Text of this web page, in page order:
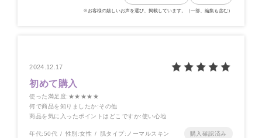
※お客様の嬉しいお声を選び、掲載しています。（一部、編集も含む）
2024.12.17
初めて購入
使った満足度:★★★★★
何で商品を知りましたか:その他
商品を気に入ったポイントはどこですか:使い心地
年代:50代 性別:女性 肌タイプ: ノーマルスキン